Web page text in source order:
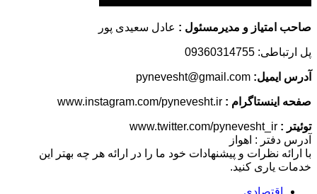
صاحب امتیاز و مدیرمسئول : عادل سعیدی پور
پل ارتباطی: 09360314755
آدرس ایمیل:
صفحه اینستاگرام :
توئیتر :
آدرس دفتر : اهواز
با ارائه نظرات و پیشنهادات خود ما را در ارائه هر چه بهتر این
خدمات یاری کنید.